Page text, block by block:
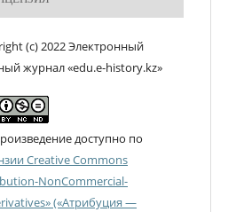
(c) 2022 Электронный
журнал «edu.e-history.kz»
доступно по
Creative Commons
NonCommercial-
(«Атрибуция —